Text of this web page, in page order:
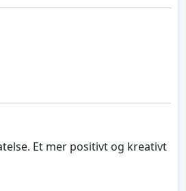
Et mer positivt og kreativt